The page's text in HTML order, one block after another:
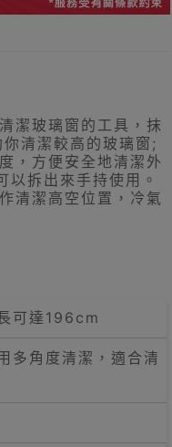
潔玻璃窗的工具，抹
清潔較高的玻璃窗;
，方便安全地清潔外
拆出來手持使用。
清潔高空位置，冷氣
可達196cm
多角度清潔，適合清